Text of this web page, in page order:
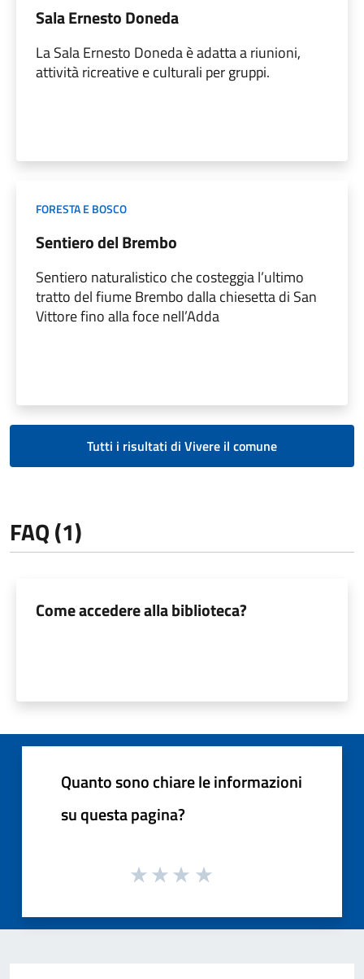
Sala Ernesto Doneda
La Sala Ernesto Doneda è adatta a riunioni,
attività ricreative e culturali per gruppi.
FORESTA E BOSCO
Sentiero del Brembo
Sentiero naturalistico che costeggia l’ultimo
tratto del fiume Brembo dalla chiesetta di San
Vittore fino alla foce nell’Adda
Tutti i risultati di Vivere il comune
FAQ (1)
Come accedere alla biblioteca?
Quanto sono chiare le informazioni
su questa pagina?